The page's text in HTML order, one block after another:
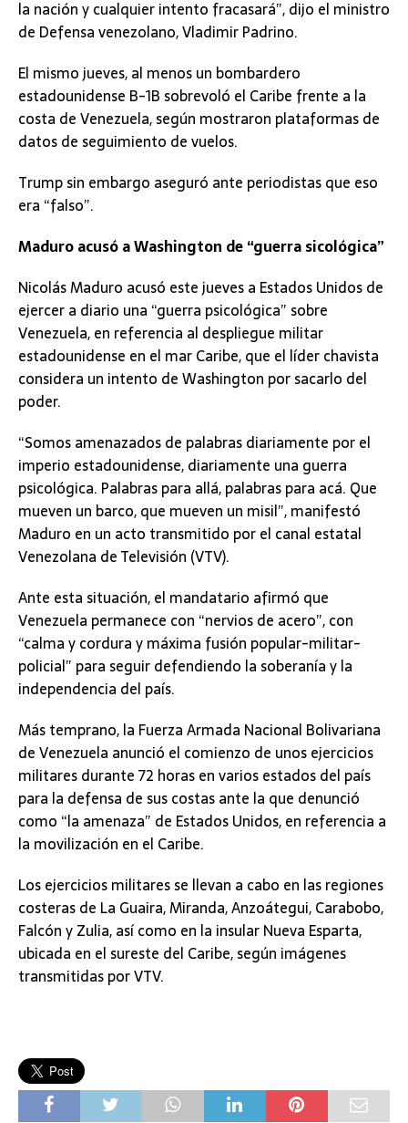
la nación y cualquier intento fracasará”, dijo el ministro
de Defensa venezolano, Vladimir Padrino.
El mismo jueves, al menos un bombardero
estadounidense B-1B sobrevoló el Caribe frente a la
costa de Venezuela, según mostraron plataformas de
datos de seguimiento de vuelos.
Trump sin embargo aseguró ante periodistas que eso
era “falso”.
Maduro acusó a Washington de “guerra sicológica”
Nicolás Maduro acusó este jueves a Estados Unidos de
ejercer a diario una “guerra psicológica” sobre
Venezuela, en referencia al despliegue militar
estadounidense en el mar Caribe, que el líder chavista
considera un intento de Washington por sacarlo del
poder.
“Somos amenazados de palabras diariamente por el
imperio estadounidense, diariamente una guerra
psicológica. Palabras para allá, palabras para acá. Que
mueven un barco, que mueven un misil”, manifestó
Maduro en un acto transmitido por el canal estatal
Venezolana de Televisión (VTV).
Ante esta situación, el mandatario afirmó que
Venezuela permanece con “nervios de acero”, con
“calma y cordura y máxima fusión popular-militar-
policial” para seguir defendiendo la soberanía y la
independencia del país.
Más temprano, la Fuerza Armada Nacional Bolivariana
de Venezuela anunció el comienzo de unos ejercicios
militares durante 72 horas en varios estados del país
para la defensa de sus costas ante la que denunció
como “la amenaza” de Estados Unidos, en referencia a
la movilización en el Caribe.
Los ejercicios militares se llevan a cabo en las regiones
costeras de La Guaira, Miranda, Anzoátegui, Carabobo,
Falcón y Zulia, así como en la insular Nueva Esparta,
ubicada en el sureste del Caribe, según imágenes
transmitidas por VTV.